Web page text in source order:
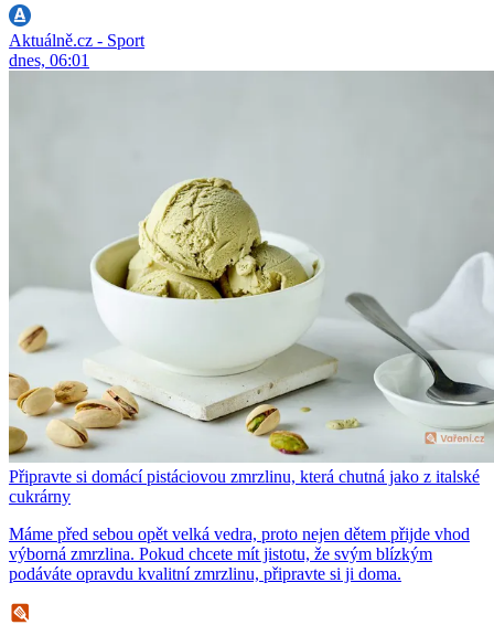
Aktuálně.cz - Sport
dnes, 06:01
Připravte si domácí pistáciovou zmrzlinu, která chutná jako z italské
cukrárny
Máme před sebou opět velká vedra, proto nejen dětem přijde vhod
výborná zmrzlina. Pokud chcete mít jistotu, že svým blízkým
podáváte opravdu kvalitní zmrzlinu, připravte si ji doma.